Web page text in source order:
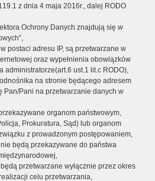
z dnia 4 maja 2016r., dalej RODO
Ochrony Danych znajdują się w
postaci adresu IP, są przetwarzane w
oraz wypełnienia obowiązków
administratorze(art.6 ust.1 lit.c RODO),
na stronie będącego adresem
Pan/Pani na przetwarzanie danych w
organom państwowym,
Prokuratura, Sąd) lub organom
z prowadzonym postępowaniem,
będą przekazywane do państwa
przetwarzane wyłącznie przez okres
celu przetwarzania,